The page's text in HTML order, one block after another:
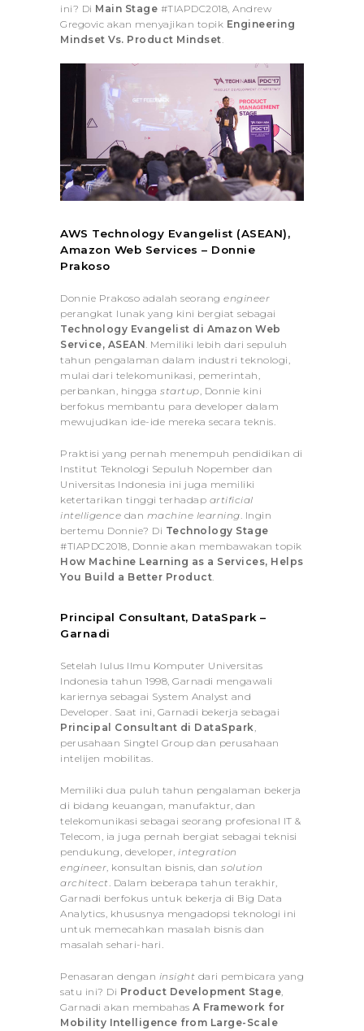
ini? Di Main Stage #TIAPDC2018, Andrew
Gregovic akan menyajikan topik Engineering
Mindset Vs. Product Mindset.
AWS Technology Evangelist (ASEAN),
Amazon Web Services – Donnie
Prakoso
Donnie Prakoso adalah seorang engineer
perangkat lunak yang kini bergiat sebagai
Technology Evangelist di Amazon Web
Service, ASEAN. Memiliki lebih dari sepuluh
tahun pengalaman dalam industri teknologi,
mulai dari telekomunikasi, pemerintah,
perbankan, hingga startup, Donnie kini
berfokus membantu para developer dalam
mewujudkan ide-ide mereka secara teknis.
Praktisi yang pernah menempuh pendidikan di
Institut Teknologi Sepuluh Nopember dan
Universitas Indonesia ini juga memiliki
ketertarikan tinggi terhadap artificial
intelligence dan machine learning. Ingin
bertemu Donnie? Di Technology Stage
#TIAPDC2018, Donnie akan membawakan topik
How Machine Learning as a Services, Helps
You Build a Better Product.
Principal Consultant, DataSpark –
Garnadi
Setelah lulus Ilmu Komputer Universitas
Indonesia tahun 1998, Garnadi mengawali
kariernya sebagai System Analyst and
Developer. Saat ini, Garnadi bekerja sebagai
Principal Consultant di DataSpark,
perusahaan Singtel Group dan perusahaan
intelijen mobilitas.
Memiliki dua puluh tahun pengalaman bekerja
di bidang keuangan, manufaktur, dan
telekomunikasi sebagai seorang profesional IT &
Telecom, ia juga pernah bergiat sebagai teknisi
pendukung, developer, integration
engineer, konsultan bisnis, dan solution
architect. Dalam beberapa tahun terakhir,
Garnadi berfokus untuk bekerja di Big Data
Analytics, khususnya mengadopsi teknologi ini
untuk memecahkan masalah bisnis dan
masalah sehari-hari.
Penasaran dengan insight dari pembicara yang
satu ini? Di Product Development Stage,
Garnadi akan membahas A Framework for
Mobility Intelligence from Large-Scale